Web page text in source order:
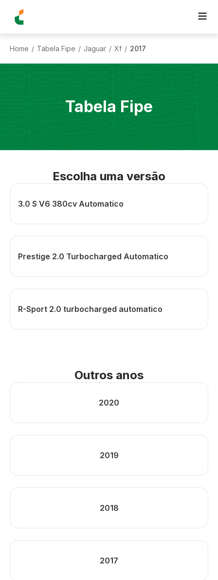
Home / Tabela Fipe / Jaguar / Xf / 2017
Tabela Fipe
Escolha uma versão
3.0 S V6 380cv Automatico
Prestige 2.0 Turbocharged Automatico
R-Sport 2.0 turbocharged automatico
Outros anos
2020
2019
2018
2017